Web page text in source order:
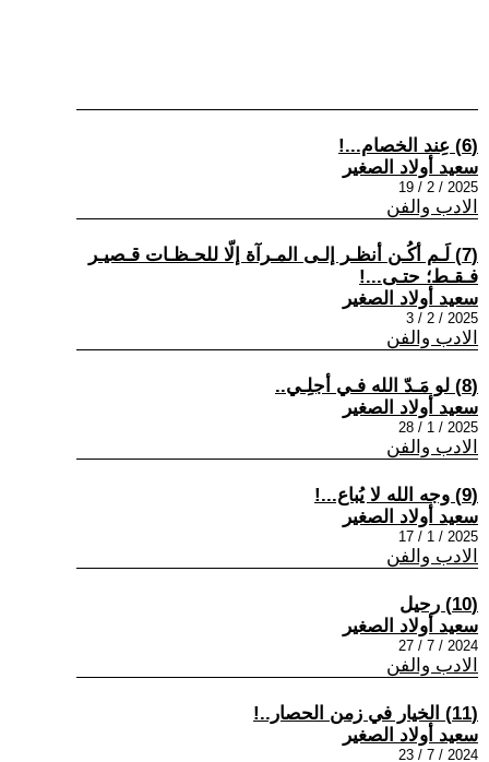
(6) عِند الخصام...!
سعيد أولاد الصغير
2025 / 2 / 19
الادب والفن
(7) لَـم أكُـن أنظـر إلـى المـرآة إلّا للحـظـات قـصيـر
فـقـط؛ حتـى...!
سعيد أولاد الصغير
2025 / 2 / 3
الادب والفن
(8) لو مَـدّ الله فـي أجلِـي..
سعيد أولاد الصغير
2025 / 1 / 28
الادب والفن
(9) وجه الله لا يُباع...!
سعيد أولاد الصغير
2025 / 1 / 17
الادب والفن
(10) رحيل
سعيد أولاد الصغير
2024 / 7 / 27
الادب والفن
(11) الخيار في زمن الحصار..!
سعيد أولاد الصغير
2024 / 7 / 23